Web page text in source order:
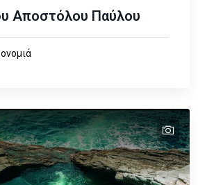
Αποστόλου Παύλου
text